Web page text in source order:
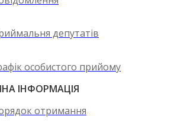
депутатів
особистого прийому
ІНФОРМАЦІЯ
отримання